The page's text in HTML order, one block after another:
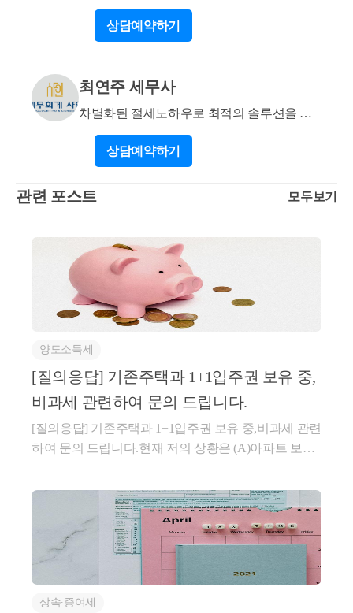
능합니다.
상담예약하기
최연주 세무사
차별화된 절세노하우로 최적의 솔루션을 제
공합니다.
상담예약하기
관련 포스트 모두보기
양도소득세
[질의응답] 기존주택과 1+1입주권 보유 중,
비과세 관련하여 문의 드립니다.
[질의응답] 기존주택과 1+1입주권 보유 중,비과세 관련
하여 문의 드립니다.현재 저의 상황은 (A)아파트 보유
가지고 계시던 재개발지역: 1+1 물건 (B+C)입주권을 2
022년 5월에 저희가 매수해서 3가구가 되었습니다.B+
C는 2027년 입주를 목표,내년 2024년에 분양예정 이상
황에서 A아파트를 처분한다고 하면 비과세 적용이 되
나요?재개발 물건 구입 당시에 A아파트를 2년내에 팔
면 비과세가 적용된다고 이야기를 들었습니다. 긴글
읽어주셔서 감사합니다.답 변안녕하세요? 세무회계
상속∙증여세